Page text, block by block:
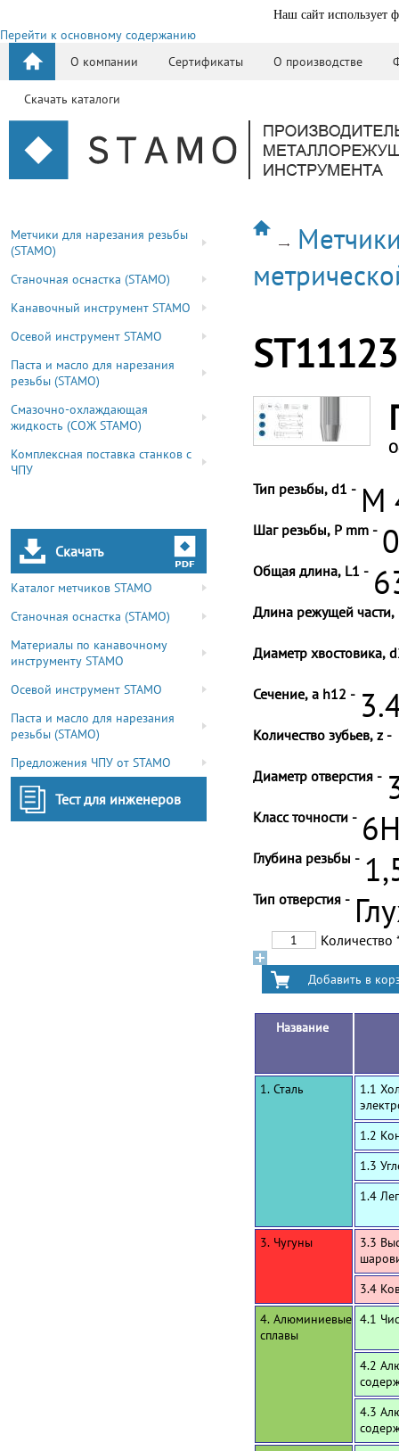
Наш сайт использует
Перейти к основному содержанию
О компании
Сертификаты О производстве
Скачать каталоги
Метчики для нарезания резьбы
(STAMO)
Станочная оснастка (STAMO)
Канавочный инструмент STAMO
Осевой инструмент STAMO
Паста и масло для нарезания
резьбы (STAMO)
Смазочно-охлаждающая
жидкость (СОЖ STAMO)
Комплексная поставка станков с
ЧПУ
Скачать
Каталог метчиков STAMO
Станочная оснастка (STAMO)
Материалы по канавочному
инструменту STAMO
Осевой инструмент STAMO
Паста и масло для нарезания
резьбы (STAMO)
Предложения ЧПУ от STAMO
Тест для инженеров
Тип резьбы, d1 - M
Шаг резьбы, P mm -
Общая длина, L1 -
Длина режущей части,
Диаметр хвостовика,
Сечение, a h12 -
Количество зубьев, z -
Диаметр отверстия -
Класс точности -
Глубина резьбы -
Тип отверстия -
Количество
Название
1. Сталь
1.1
1.2
1.3
1.4
3. Чугуны
3.3
3.4
4. Алюминиевые
сплавы
4.1
4.2
4.3